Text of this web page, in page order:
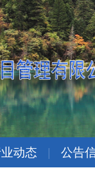
动态 | 公告